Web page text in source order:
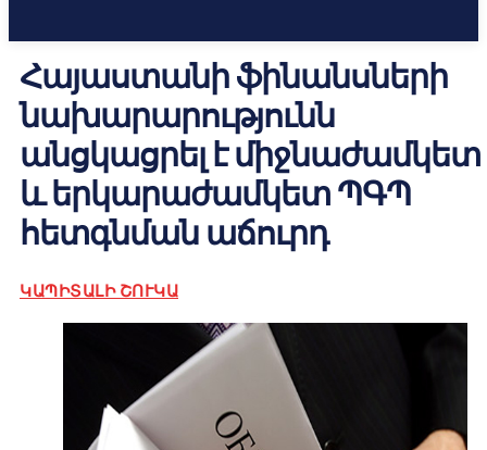
Հայաստանի ֆինանսների
նախարարությունն
անցկացրել է միջնաժամկետ
և երկարաժամկետ ՊԳՊ
հետգնման աճուրդ
ԿԱՊԻՏԱԼԻ ՇՈՒԿԱ